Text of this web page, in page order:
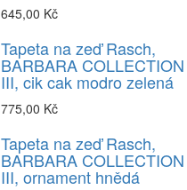
645,00 Kč
Tapeta na zeď Rasch,
BARBARA COLLECTION
III, cik cak modro zelená
775,00 Kč
Tapeta na zeď Rasch,
BARBARA COLLECTION
III, ornament hnědá